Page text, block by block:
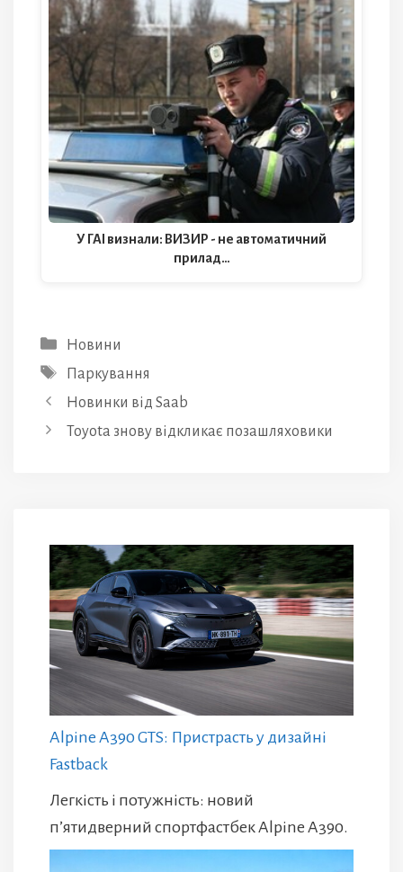
У ГАІ визнали: ВИЗИР - не автоматичний
прилад…
Категорії
Новини
Позначки
Паркування
Новинки від Saab
Toyota знову відкликає позашляховики
Alpine A390 GTS: Пристрасть у дизайні
Fastback
Легкість і потужність: новий
п’ятидверний спортфастбек Alpine A390.